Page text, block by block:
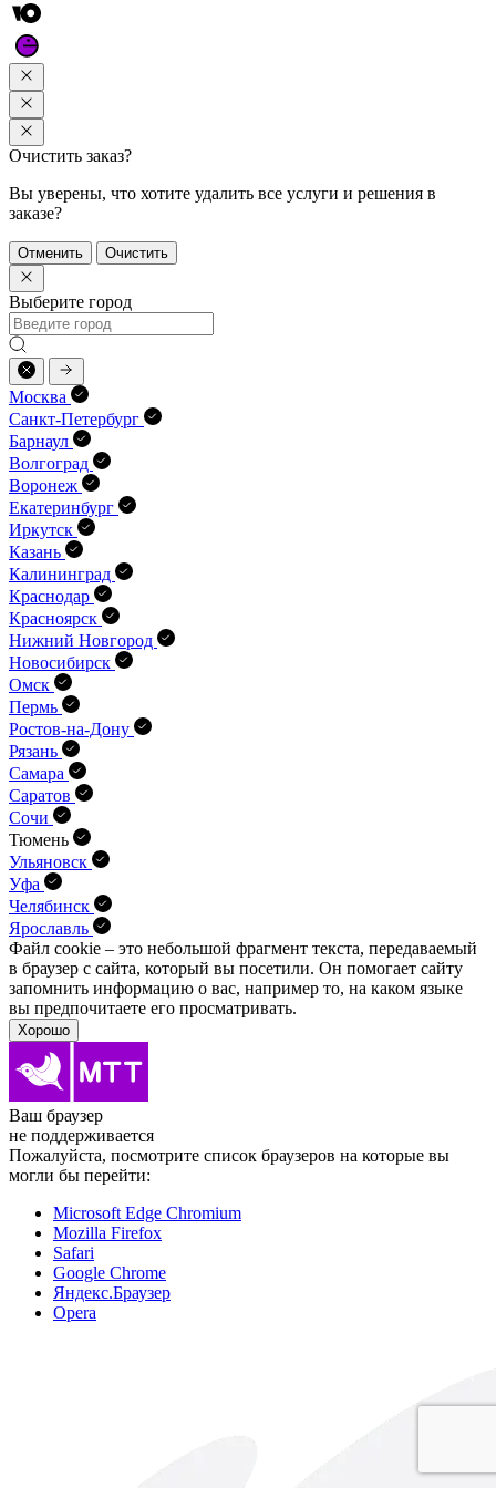
Очистить заказ?
Вы уверены, что хотите удалить все услуги и решения в
заказе?
Отменить Очистить
Выберите город
Москва
Санкт-Петербург
Барнаул
Волгоград
Воронеж
Екатеринбург
Иркутск
Казань
Калининград
Краснодар
Красноярск
Нижний Новгород
Новосибирск
Омск
Пермь
Ростов-на-Дону
Рязань
Самара
Саратов
Сочи
Тюмень
Ульяновск
Уфа
Челябинск
Ярославль
Файл cookie – это небольшой фрагмент текста, передава­емый
в браузер с сайта, который вы посетили. Он помо­гает сайту
запомнить информацию о вас, например то, на каком языке
вы предпочитаете его просматривать.
Хорошо
Ваш браузер
не поддерживается
Пожалуйста, посмотрите список браузеров на которые вы
могли бы перейти:
Microsoft Edge Chromium
Mozilla Firefox
Safari
Google Chrome
Яндекс.Браузер
Opera